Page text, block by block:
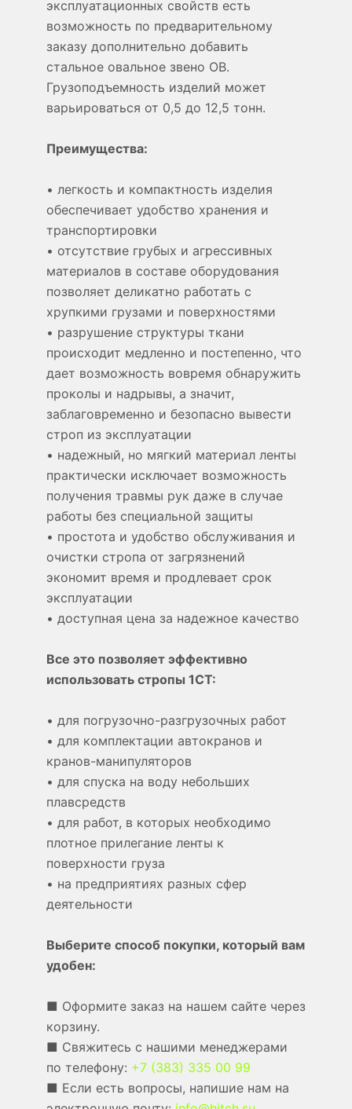
эксплуатационных свойств есть
возможность по предварительному
заказу дополнительно добавить
стальное овальное звено ОВ.
Грузоподъемность изделий может
варьироваться от 0,5 до 12,5 тонн.
Преимущества:
• легкость и компактность изделия
обеспечивает удобство хранения и
транспортировки
• отсутствие грубых и агрессивных
материалов в составе оборудования
позволяет деликатно работать с
хрупкими грузами и поверхностями
• разрушение структуры ткани
происходит медленно и постепенно, что
дает возможность вовремя обнаружить
проколы и надрывы, а значит,
заблаговременно и безопасно вывести
строп из эксплуатации
• надежный, но мягкий материал ленты
практически исключает возможность
получения травмы рук даже в случае
работы без специальной защиты
• простота и удобство обслуживания и
очистки стропа от загрязнений
экономит время и продлевает срок
эксплуатации
• доступная цена за надежное качество
Все это позволяет эффективно
использовать стропы 1СТ:
• для погрузочно-разгрузочных работ
• для комплектации автокранов и
кранов-манипуляторов
• для спуска на воду небольших
плавсредств
• для работ, в которых необходимо
плотное прилегание ленты к
поверхности груза
• на предприятиях разных сфер
деятельности
Выберите способ покупки, который вам
удобен:
■ Оформите заказ на нашем сайте через
корзину.
■ Свяжитесь с нашими менеджерами
по телефону: +7 (383) 335 00 99
■ Если есть вопросы, напишие нам на